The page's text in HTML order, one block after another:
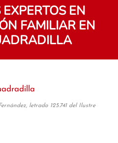
EN
FAMILIAR EN
letrado 125.741 del Ilustre